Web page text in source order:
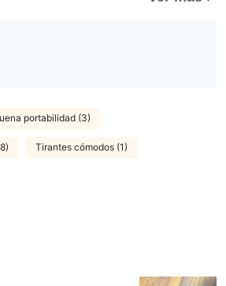
portabilidad (3)
Tirantes cómodos (1)